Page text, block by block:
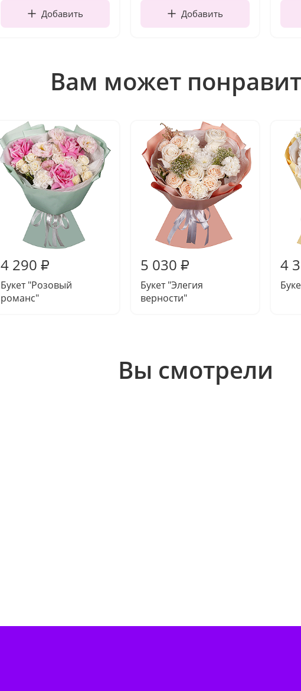
Добавить Добавить
Вам может
4 290 ₽
Букет "Розовый
романс"
5 030 ₽
Букет "Элегия
верности"
4
Вы смотрели